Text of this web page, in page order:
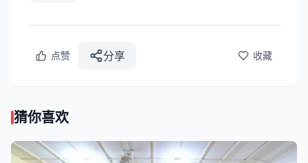
点赞 分享 收藏
猜你喜欢